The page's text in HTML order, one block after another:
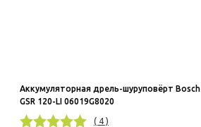
Аккумуляторная дрель-шуруповёрт Bosch
GSR 120-LI 06019G8020
( 4 )